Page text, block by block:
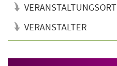
VERANSTALTUNGSORT
VERANSTALTER